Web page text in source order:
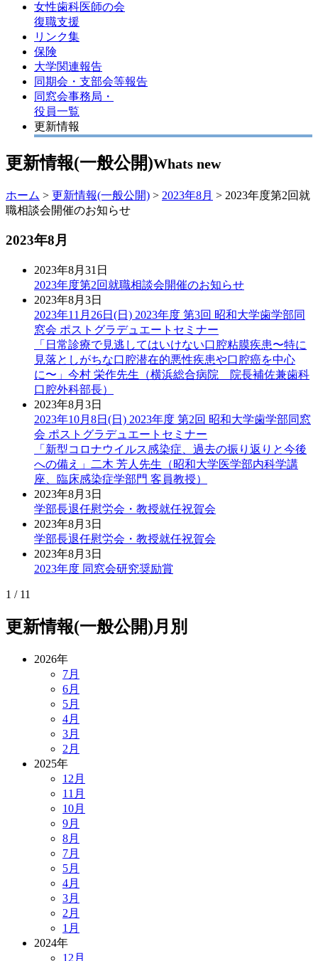
女性歯科医師の会
復職支援
リンク集
保険
大学関連報告
同期会・支部会等報告
同窓会事務局・
役員一覧
更新情報
更新情報(一般公開)Whats new
ホーム > 更新情報(一般公開) > 2023年8月 > 2023年度第2回就
職相談会開催のお知らせ
2023年8月
2023年8月31日
2023年度第2回就職相談会開催のお知らせ
2023年8月3日
2023年11月26日(日) 2023年度 第3回 昭和大学歯学部同
窓会 ポストグラデュエートセミナー
「日常診療で見逃してはいけない口腔粘膜疾患〜特に
見落としがちな口腔潜在的悪性疾患や口腔癌を中心
に〜」今村 栄作先生（横浜総合病院 院長補佐兼歯科
口腔外科部長）
2023年8月3日
2023年10月8日(日) 2023年度 第2回 昭和大学歯学部同窓
会 ポストグラデュエートセミナー
「新型コロナウイルス感染症、過去の振り返りと今後
への備え」二木 芳人先生（昭和大学医学部内科学講
座、臨床感染症学部門 客員教授）
2023年8月3日
学部長退任慰労会・教授就任祝賀会
2023年8月3日
学部長退任慰労会・教授就任祝賀会
2023年8月3日
2023年度 同窓会研究奨励賞
1 / 11
更新情報(一般公開)月別
2026年
7月
6月
5月
4月
3月
2月
2025年
12月
11月
10月
9月
8月
7月
5月
4月
3月
2月
1月
2024年
12月